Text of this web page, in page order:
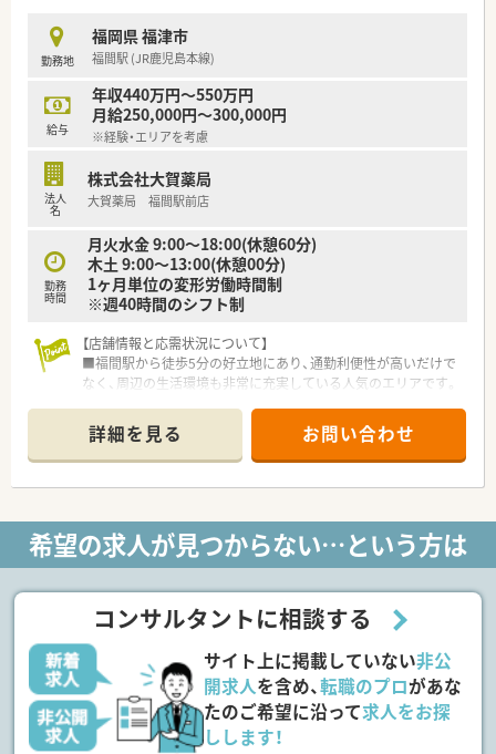
【法人特徴について】
■全国に広大なネットワークを持つ大手チェーンのグループと
して、九州エリアだけでも70店舗以上をドミナント展開してい
ます。
■スマート薬歴システムを導入し、薬剤師へタブレットを1人1
台配布するなど、DXの推進による業務効率化に注力しています。
■育児休業は子供が1歳になるまで取得可能で、時短勤務は小学
です。
■正社員での雇用契約となっており、提示される給与条件は年収
430万円から630万円程度でこれまでの実務経験を考慮します。
■昇給は年1回4月に実施されるほか、賞与は年2回で計3ヶ月分
の支給実績があり、個人の能力に応じた等級制度を採用していま
■世帯主かつ賃貸物件にお住まいの方を対象とした住宅手当や、
研修認定薬剤師手当など、各種手当の項目が非常に充実していま
す。
勤務地
福岡県 福津市
福間駅 (JR鹿児島本線)
給与
年収440万円～550万円
月給250,000円～300,000円
※経験・エリアを考慮
法人
名
株式会社大賀薬局
大賀薬局 福間駅前店
勤務
時間
月火水金 9:00～18:00(休憩60分)
木土 9:00～13:00(休憩00分)
1ヶ月単位の変形労働時間制
※週40時間のシフト制
【店舗情報と応需状況について】
■福間駅から徒歩5分の好立地にあり、通勤利便性が高いだけで
なく、周辺の生活環境も非常に充実している人気のエリアです。
り、特定の科目について深い専門知識を習得することが可能で
す。
■外来業務に加えて25件ほどの在宅業務にも対応しているた
め、地域医療の最前線で患者様に寄り添う経験を積むことができ
【募集背景と求める人物像について】
■今回は体制強化のための欠員補充募集となっており、かかりつ
■患者様一人ひとりへの丁寧なフォローアップやトレーシング
レポートの作成に対し、抵抗なく取り組める姿勢を重視しており
■周囲のスタッフと仲良く連携を図れる方や、新しい知識の習得
に意欲的な20代から50代までの方を幅広く募集しています。
【法人特徴について】
詳細を見る お問い合わせ
希望の求人が見つからない…という方は
コンサルタントに相談する
サイト上に掲載していない非公
開求人を含め、転職のプロがあな
たのご希望に沿って求人をお探
しします！